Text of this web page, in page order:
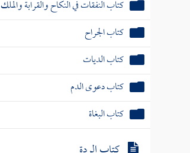
كتاب النفقات في النكاح والقرابة والملك
كتاب الجراح
كتاب الديات
كتاب دعوى الدم
كتاب البغاة